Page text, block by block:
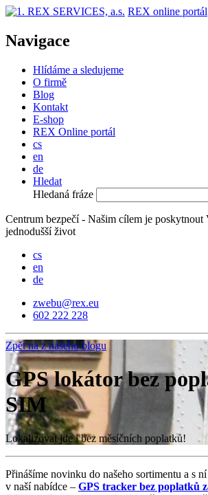
REX online portál
Navigace
Hlídáme a sledujeme
O firmě
Blog
Kontakt
E-shop
REX Online portál
cs
en
de
Hledat
Hledaná fráze
Centrum bezpečí - Našim cílem je poskytnout
jednodušší život
cs
en
de
zwebu@rex.eu
602 222 228
Zpět na z našeho blogu
GPS lokátor bez
SIM
Lokalizovat jde i bez měsíčních poplatků!
Přinášíme novinku do našeho sortimentu a s
v naší nabídce – GPS tracker bez poplatků